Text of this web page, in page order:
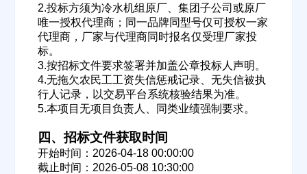
2.投标方须为冷水机组原厂、集团子公司或原厂
唯一授权代理商；同一品牌同型号仅可授权一家
代理商，厂家与代理商同时报名仅受理厂家投
标。
3.按招标文件要求签署并加盖公章投标人声明。
4.无拖欠农民工工资失信惩戒记录、无失信被执
行人记录，以交易平台系统核验结果为准。
5.本项目无项目负责人、同类业绩强制要求。
四、招标文件获取时间
开始时间：2026-04-18 00:00:00
截止时间：2026-05-08 10:30:00
欢迎入驻供应商